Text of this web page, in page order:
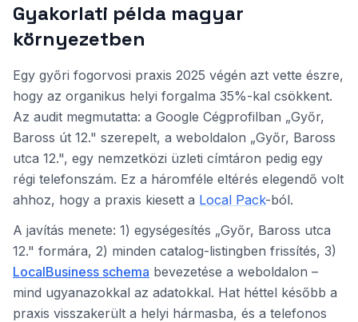
Gyakorlati példa magyar
környezetben
Egy győri fogorvosi praxis 2025 végén azt vette észre,
hogy az organikus helyi forgalma 35%-kal csökkent.
Az audit megmutatta: a Google Cégprofilban „Győr,
Baross út 12." szerepelt, a weboldalon „Győr, Baross
utca 12.", egy nemzetközi üzleti címtáron pedig egy
régi telefonszám. Ez a háromféle eltérés elegendő volt
ahhoz, hogy a praxis kiesett a Local Pack-ból.
A javítás menete: 1) egységesítés „Győr, Baross utca
12." formára, 2) minden catalog-listingben frissítés, 3)
LocalBusiness schema bevezetése a weboldalon –
mind ugyanazokkal az adatokkal. Hat héttel később a
praxis visszakerült a helyi hármasba, és a telefonos